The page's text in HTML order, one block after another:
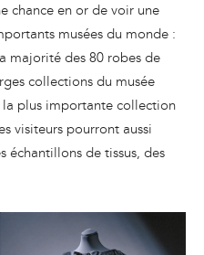
chance en or de voir une
musées du monde :
majorité des 80 robes de
collections du musée
plus importante collection
visiteurs pourront aussi
échantillons de tissus, des